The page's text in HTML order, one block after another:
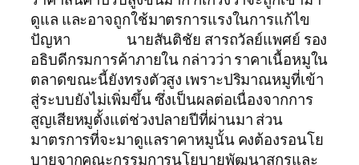
ดูแล และอาจถูกใช้มาตรการแรงในการแก้ไข
ปัญหา นายสันติชัย สารถวัลย์แพศย์ รอง
อธิบดีกรมการค้าภายใน กล่าวว่า ราคาเนื้อหมูใน
ตลาดขณะนี้ยังทรงตัวสูง เพราะปริมาณหมูที่เข้า
สู่ระบบยังไม่เพิ่มขึ้น ซึ่งเป็นผลต่อเนื่องจากการ
สูญเสียหมูตั้งแต่ช่วงปลายปีที่ผ่านมา ส่วน
มาตรการที่จะมาดูแลราคาหมูนั้น คงต้องรอนโย
บายจากคณะกรรมการนโยบายพัฒนาสุกรและ